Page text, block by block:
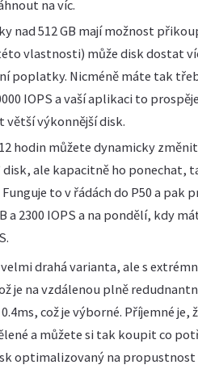
na víc.
nad 512 GB mají možnost
vlastnosti) může disk dostat
poplatky. Nicméně máte tak
IOPS a vaší aplikaci to
větší výkonnější disk.
hodin můžete dynamicky
ale kapacitně ho ponechat,
to v řádách do P50 a pak
a 2300 IOPS a na pondělí, kdy
drahá varianta, ale s
je na vzdálenou plně
což je výborné. Příjemné
a můžete si tak koupit co
optimalizovaný na propustnost